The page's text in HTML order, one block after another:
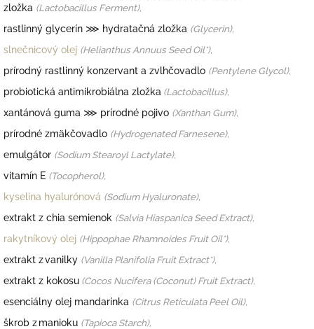
zložka (Lactobacillus Ferment),
rastlinný glycerín ⋙ hydratačná zložka (Glycerin),
slnečnicový olej (Helianthus Annuus Seed Oil*),
prírodný rastlinný konzervant a zvlhčovadlo (Pentylene Glycol),
probiotická antimikrobiálna zložka (Lactobacillus),
xantánová guma ⋙ prírodné pojivo (Xanthan Gum),
prírodné zmäkčovadlo (Hydrogenated Farnesene),
emulgátor (Sodium Stearoyl Lactylate),
vitamín E (Tocopherol),
kyselina hyalurónová (Sodium Hyaluronate),
extrakt z chia semienok (Salvia Hiaspanica Seed Extract),
rakytníkový olej (Hippophae Rhamnoides Fruit Oil*),
extrakt z vanilky (Vanilla Planifolia Fruit Extract*),
extrakt z kokosu (Cocos Nucifera (Coconut) Fruit Extract),
esenciálny olej mandarínka (Citrus Reticulata Peel Oil),
škrob z manioku (Tapioca Starch),